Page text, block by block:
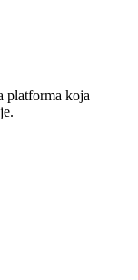
platforma koja